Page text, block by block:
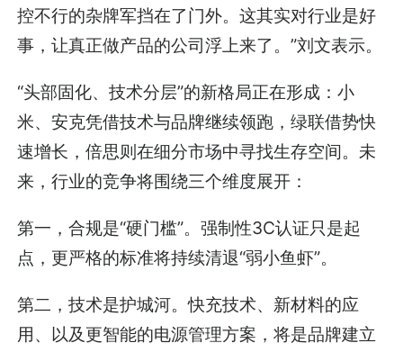
控不行的杂牌军挡在了门外。这其实对行业是好
事，让真正做产品的公司浮上来了。”刘文表示。
“头部固化、技术分层”的新格局正在形成：小
米、安克凭借技术与品牌继续领跑，绿联借势快
速增长，倍思则在细分市场中寻找生存空间。未
来，行业的竞争将围绕三个维度展开：
第一，合规是“硬门槛”。强制性3C认证只是起
点，更严格的标准将持续清退“弱小鱼虾”。
第二，技术是护城河。快充技术、新材料的应
用、以及更智能的电源管理方案，将是品牌建立